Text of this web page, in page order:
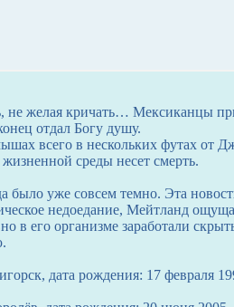
не желая кричать… Мексиканцы
отдал Богу душу.
всего в нескольких футах от
среды несет смерть.
было уже совсем темно. Эта
недоедание, Мейтланд
в его организме заработали
дата рождения: 17 февраля